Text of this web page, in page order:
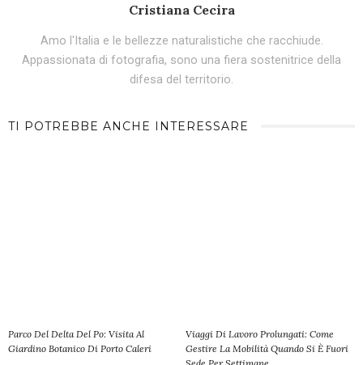
Cristiana Cecira
Amo l'Italia e le bellezze naturalistiche che racchiude.
Appassionata di fotografia, sono una fiera sostenitrice della
difesa del territorio.
TI POTREBBE ANCHE INTERESSARE
Parco Del Delta Del Po: Visita Al
Giardino Botanico Di Porto Caleri
Viaggi Di Lavoro Prolungati: Come
Gestire La Mobilità Quando Si È Fuori